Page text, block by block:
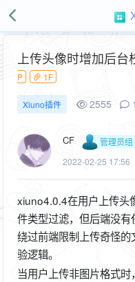
上传头像时增加后台
P
1F
Xiuno插件 2555
CF
管理员组
2022-02-25 17:56
xiuno4.0.4在用户上传头
件类型过滤，但后端没
绕过前端限制上传奇怪
验逻辑。
当用户上传非图片格式时